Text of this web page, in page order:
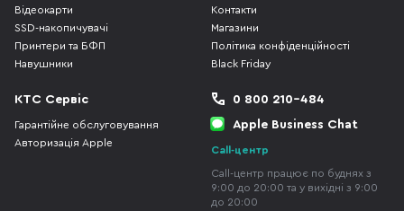
Відеокарти
SSD-накопичувачі
Принтери та БФП
Навушники
Контакти
Магазини
Політика конфіденційності
Black Friday
КТС Сервіс
Гарантійне обслуговування
Авторизація Apple
0 800 210-484
Apple Business Chat
Call-центр
Call-центр працює по буднях з
9:00 до 20:00 та у вихідні з 9:00
до 20:00